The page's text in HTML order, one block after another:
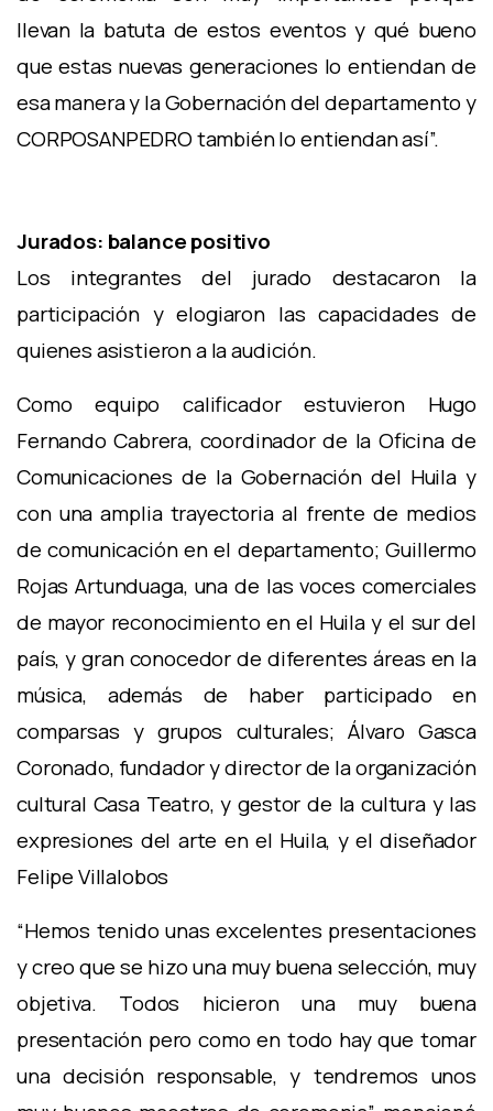
llevan la batuta de estos eventos y qué bueno
que estas nuevas generaciones lo entiendan de
esa manera y la Gobernación del departamento y
CORPOSANPEDRO también lo entiendan así”.
Jurados: balance positivo
Los integrantes del jurado destacaron la
participación y elogiaron las capacidades de
quienes asistieron a la audición.
Como equipo calificador estuvieron Hugo
Fernando Cabrera, coordinador de la Oficina de
Comunicaciones de la Gobernación del Huila y
con una amplia trayectoria al frente de medios
de comunicación en el departamento; Guillermo
Rojas Artunduaga, una de las voces comerciales
de mayor reconocimiento en el Huila y el sur del
país, y gran conocedor de diferentes áreas en la
música, además de haber participado en
comparsas y grupos culturales; Álvaro Gasca
Coronado, fundador y director de la organización
cultural Casa Teatro, y gestor de la cultura y las
expresiones del arte en el Huila, y el diseñador
Felipe Villalobos
“Hemos tenido unas excelentes presentaciones
y creo que se hizo una muy buena selección, muy
objetiva. Todos hicieron una muy buena
presentación pero como en todo hay que tomar
una decisión responsable, y tendremos unos